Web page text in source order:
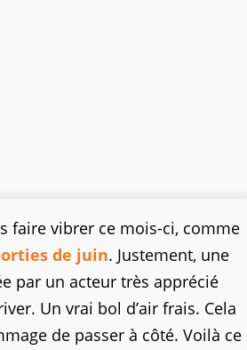
faire vibrer ce mois-ci, comme
de juin. Justement, une
par un acteur très apprécié
Un vrai bol d’air frais. Cela
de passer à côté. Voilà ce